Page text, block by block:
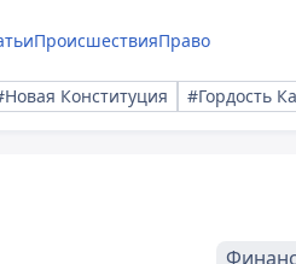
ПроисшествияПраво
Конституция #Гордость